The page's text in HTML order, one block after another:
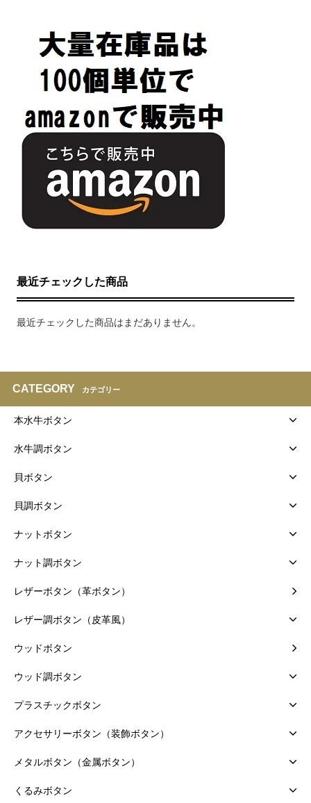
最近チェックした商品
最近チェックした商品はまだありません。
CATEGORY カテゴリー
本水牛ボタン
水牛調ボタン
貝ボタン
貝調ボタン
ナットボタン
ナット調ボタン
レザーボタン（革ボタン）
レザー調ボタン（皮革風）
ウッドボタン
ウッド調ボタン
プラスチックボタン
アクセサリーボタン（装飾ボタン）
メタルボタン（金属ボタン）
くるみボタン